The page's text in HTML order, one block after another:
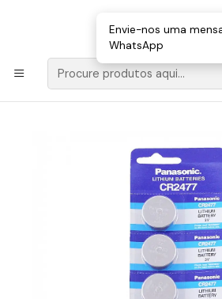
Loja Valongo: 220 150 143 (chamada
E-mail: geral@movenergy.pt
Início LANTERNAS | WORK LIGHT
Pilha Lítio tipo Botão 3V
Envie-nos uma
WhatsApp